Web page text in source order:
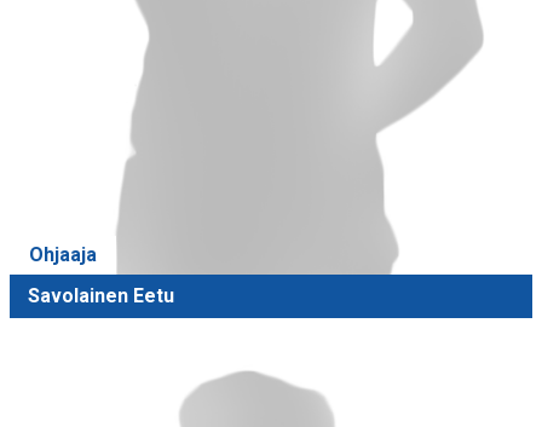
Ohjaaja
Savolainen Eetu